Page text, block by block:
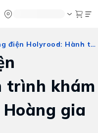
visa
Vietravel
Du lịch cung điện Holyrood: Hành trình khám phá biểu tượng Hoàng gia Scotland
trình khám
gia